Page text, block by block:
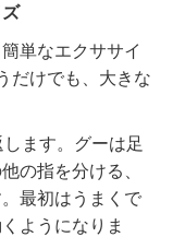
単なエクササイ
だけでも、大きな
します。グーは足
の指を分ける、
最初はうまくで
ようになりま